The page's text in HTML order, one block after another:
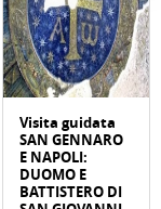
Visita guidata
SAN GENNARO
E NAPOLI:
DUOMO E
BATTISTERO DI